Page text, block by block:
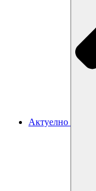
Актуелно